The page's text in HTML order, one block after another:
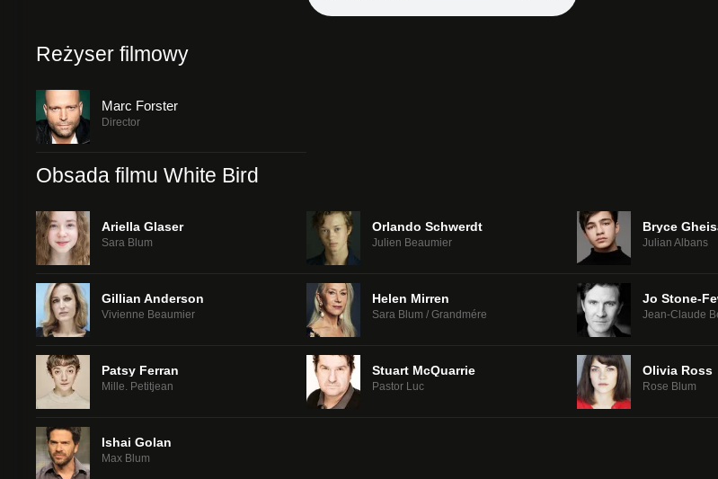
Reżyser filmowy
Marc Forster
Director
Obsada filmu White Bird
Ariella Glaser
Sara Blum
Orlando Schwerdt
Julien Beaumier
Bryce
Julian Albans
Gillian Anderson
Vivienne Beaumier
Helen Mirren
Sara Blum / Grandmére
Jo Stone-
Jean-Claude
Patsy Ferran
Mille. Petitjean
Stuart McQuarrie
Pastor Luc
Olivia Ross
Rose Blum
Ishai Golan
Max Blum